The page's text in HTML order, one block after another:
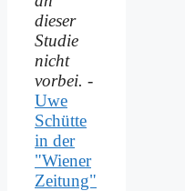
dieser
Studie
nicht
vorbei. -
Uwe
Schütte
in der
"Wiener
Zeitung"